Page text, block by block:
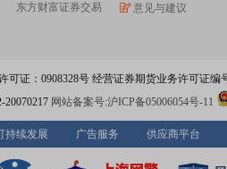
东方财富证券交易
意见与建议
可证：0908328号 经营证券期货业务许可证编
20070217 网站备案号:沪ICP备05006054号-11
持续发展 广告服务 供应商平台